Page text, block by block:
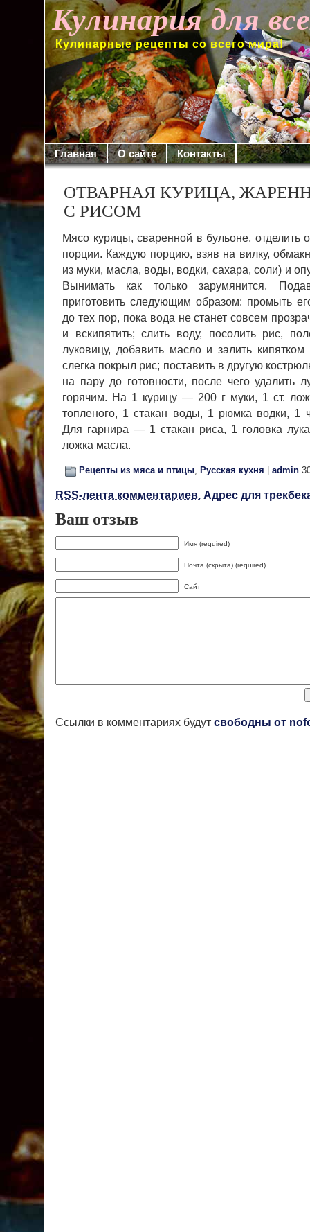
Кулинария для
Кулинарные рецепты со всего мира!
Главная О сайте Контакты
ОТВАРНАЯ КУРИЦА,
С РИСОМ
Мясо курицы, сваренной в бульоне, отделить
порции. Каждую порцию, взяв на вилку,
из муки, масла, воды, водки, сахара, соли) и
Вынимать как только зарумянится.
приготовить следующим образом: промыть
до тех пор, пока вода не станет совсем
и вскипятить; слить воду, посолить рис,
луковицу, добавить масло и залить
слегка покрыл рис; поставить в другую
на пару до готовности, после чего удалить
горячим. На 1 курицу — 200 г муки, 1 ст.
топленого, 1 стакан воды, 1 рюмка водки, 1
Для гарнира — 1 стакан риса, 1 головка
ложка масла.
Рецепты из мяса и птицы, Русская кухня admin
RSS-лента комментариев. Адрес для
Ваш отзыв
Имя (required)
Почта (скрыта) (required)
Сайт
Ссылки в комментариях будут свободны от